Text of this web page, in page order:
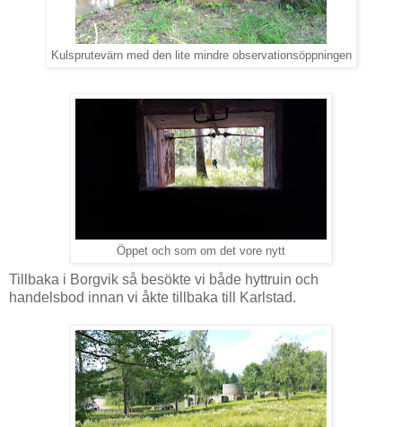
Kulsprutevärn med den lite mindre observationsöppningen
Öppet och som om det vore nytt
Tillbaka i Borgvik så besökte vi både hyttruin och
handelsbod innan vi åkte tillbaka till Karlstad.